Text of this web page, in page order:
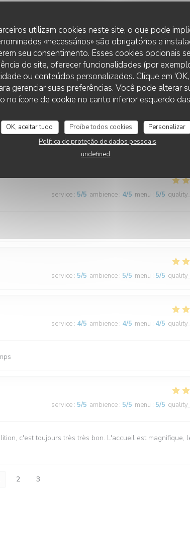
utilizam cookies neste site, o que pode
«necessários» são obrigatórios e
seu consentimento. Esses cookies opcionais
do site, oferecer funcionalidades (por
ou conteúdos personalizados. Clique em
gerenciar suas preferências. Você pode alterar
no ícone de cookie no canto inferior esquerdo
OK, aceitar tudo Proíbe todos cookies
Personalizar
Política de proteção de dados pessoais
undefined
du chef.
service: 5/5 ambience:5/5 menu: 5/5
une amie et on a bien fait d'y aller ! Le poulpe était
très sympa et la terrasse très agréable. A refaire !!
service : 5/5 ambience : 4/5 menu : 5/5
service : 5/5 ambience : 5/5 menu : 5/5
service : 4/5 ambience : 4/5 menu : 4/5
service : 5/5 ambience : 5/5 menu : 5/5
c'est toujours très très bon. L'accueil est magnifique,
2 3
L'EBULLITION